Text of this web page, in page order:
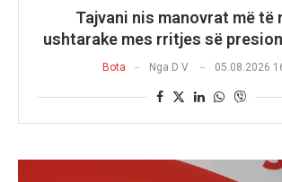
Tajvani nis manovrat më të
ushtarake mes rritjes së
Bota Nga D V 05.08.2026